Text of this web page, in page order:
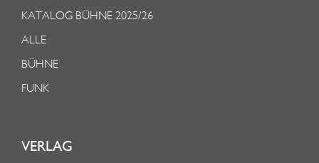
KATALOG BÜHNE 2025/26
ALLE
BÜHNE
FUNK
VERLAG